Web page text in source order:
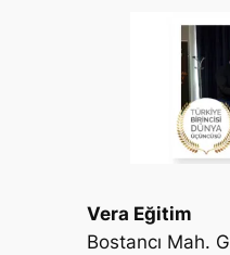
Vera Eğitim
Bostancı Mah.